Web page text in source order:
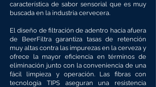
característica de sabor sensorial que es muy
buscada en la industria cervecera.
El diseño de filtración de adentro hacia afuera
de BeerFiltra garantiza tasas de retención
muy altas contra las impurezas en la cerveza y
ofrece la mayor eficiencia en términos de
eliminación junto con la conveniencia de una
fácil limpieza y operación. Las fibras con
tecnología TIPS aseguran una resistencia